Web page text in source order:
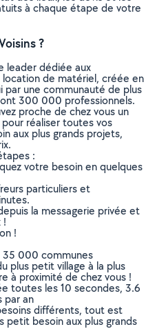
à chaque étape de votre
?
leader dédiée aux
de matériel, créée en
par une communauté de plus
300 000 professionnels.
proche de chez vous un
réaliser toutes vos
aux plus grands projets,
:
votre besoin en quelques
particuliers et
la messagerie privée et
!
!
35 000 communes
plus petit village à la plus
à proximité de chez vous !
toutes les 10 secondes, 3.6
par an
différents, tout est
petit besoin aux plus grands